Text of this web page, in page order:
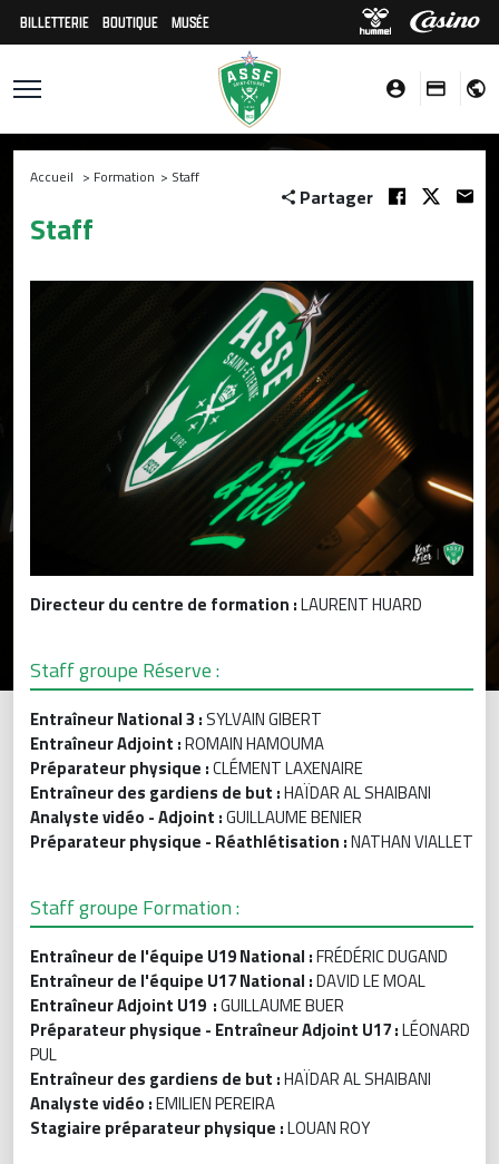
BILLETTERIE BOUTIQUE MUSÉE
Accueil > Formation > Staff
Partager
Staff
Directeur du centre de formation :LAURENT HUARD
Staff groupe Réserve :
Entraîneur National 3 : SYLVAIN GIBERT
Entraîneur Adjoint :ROMAIN HAMOUMA
Préparateur physique :CLÉMENT LAXENAIRE
Entraîneur des gardiens de but :HAÏDAR AL SHAIBANI
Analyste vidéo - Adjoint :GUILLAUME BENIER
Préparateur physique - Réathlétisation :NATHAN VIALLET
Staff groupe Formation :
Entraîneur de l'équipe U19 National :FRÉDÉRIC DUGAND
Entraîneur de l'équipe U17 National :DAVID LE MOAL
Entraîneur Adjoint U19 :GUILLAUME BUER
Préparateur physique - Entraîneur Adjoint U17 :LÉONARD
PUL
Entraîneur des gardiens de but :HAÏDAR AL SHAIBANI
Analyste vidéo :EMILIEN PEREIRA
Stagiaire préparateur physique :LOUAN ROY